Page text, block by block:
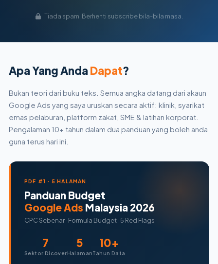
Tiada spam. Berhenti subscribe bila-bila masa.
Apa Yang Anda Dapat?
Bukan teori dari buku teks. Semua angka datang dari akaun
Google Ads yang saya uruskan secara aktif: klinik, syarikat
emas pelaburan, platform zakat, SME & latihan korporat.
Pengalaman 10+ tahun dalam dua panduan yang boleh anda
guna terus hari ini.
PDF #1 · 5 HALAMAN
Panduan Budget
Google Ads Malaysia 2026
CPC Sebenar · Formula Budget · 5 Red Flags
7
Sektor Dicover
5
Halaman
10+
Tahun Data